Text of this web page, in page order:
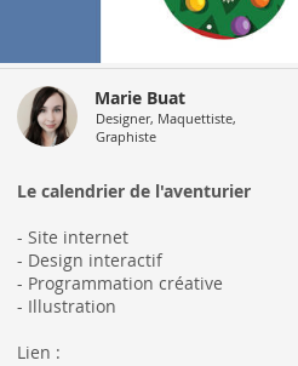
Marie Buat
Designer, Maquettiste,
Graphiste
Le calendrier de l'aventurier
- Site internet
- Design interactif
- Programmation créative
- Illustration
Lien :